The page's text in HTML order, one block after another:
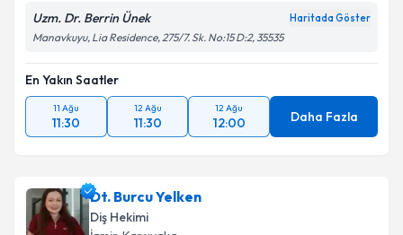
Uzm. Dr. Berrin Ünek Haritada Göster
Manavkuyu, Lia Residence, 275/7. Sk. No:15 D:2, 35535
En Yakın Saatler
11 Ağu
11:30
12 Ağu
11:30
12 Ağu
12:00 Daha Fazla
Dt. Burcu Yelken
Diş Hekimi